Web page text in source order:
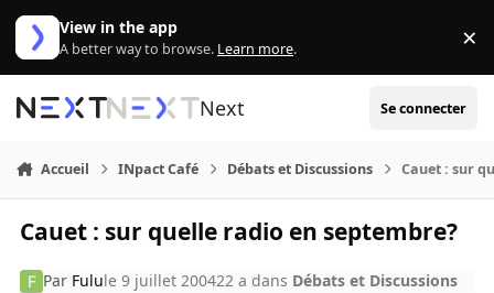
Aller au contenu
View in the app
A better way to browse. Learn more. ×
Next Se connecter
Accueil INpact Café Débats et Discussions Cauet : sur
Cauet : sur quelle radio en septembre?
Par Fulule 9 juillet 200422 a dans Débats et Discussions